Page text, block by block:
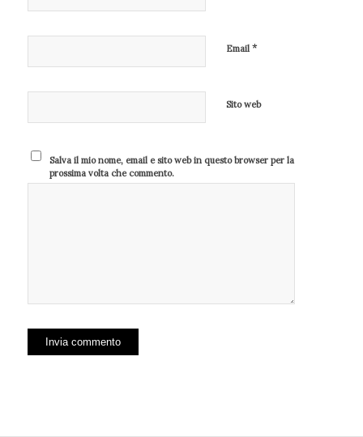
Email *
Sito web
Salva il mio nome, email e sito web in questo browser per la
prossima volta che commento.